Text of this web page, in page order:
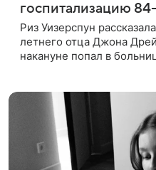
госпитализацию
Риз Уизерспун
летнего отца Джона
накануне попал в